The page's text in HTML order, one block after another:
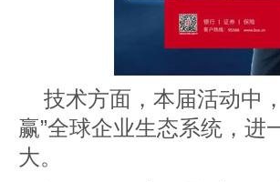
技术方面，本届活动中
赢”全球企业生态系统，进
大。